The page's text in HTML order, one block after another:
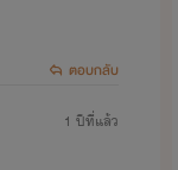
ตอบกลับ
1 ปีที่แล้ว